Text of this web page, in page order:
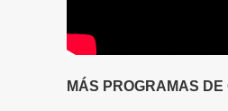
MÁS PROGRAMAS